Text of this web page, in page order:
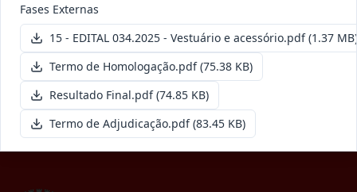
Itens por página: 10 Exibindo1–10de
Anterior
1 2 … 26 Próximo
Fases Externas
15 - EDITAL 034.2025 - Vestuário e acessório.pdf(1.37 MB)
Termo de Homologação.pdf(75.38 KB)
Resultado Final.pdf(74.85 KB)
Termo de Adjudicação.pdf(83.45 KB)